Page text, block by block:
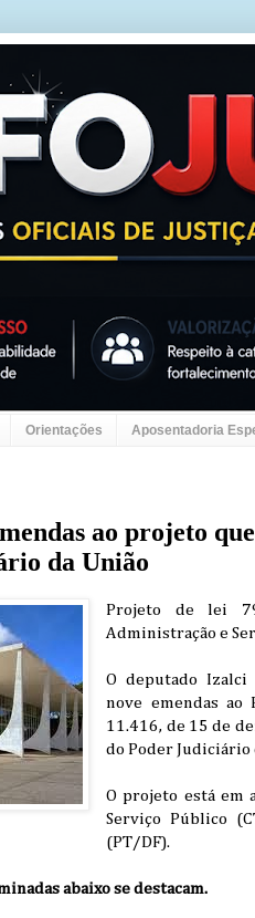
Orientações Aposentadoria
ao projeto
da União
Projeto de lei
Administração e
O deputado Izalci
nove emendas
11.416, de 15 de
do Poder Judiciário
O projeto está em
Serviço Público
(PT/DF).
abaixo se destacam.